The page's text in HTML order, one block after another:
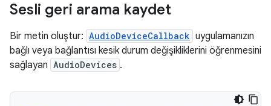
Sesli geri arama kaydet
Bir metin oluştur: AudioDeviceCallback uygulamanızın
bağlı veya bağlantısı kesik durum değişikliklerini öğrenmesini
sağlayan AudioDevices .